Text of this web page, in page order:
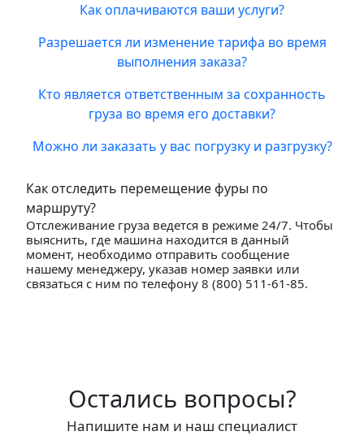
Как оплачиваются ваши услуги?
Разрешается ли изменение тарифа во время
выполнения заказа?
Кто является ответственным за сохранность
груза во время его доставки?
Можно ли заказать у вас погрузку и разгрузку?
Как отследить перемещение фуры по
маршруту?
Отслеживание груза ведется в режиме 24/7. Чтобы
выяснить, где машина находится в данный
момент, необходимо отправить сообщение
нашему менеджеру, указав номер заявки или
связаться с ним по телефону 8 (800) 511-61-85.
Остались вопросы?
Напишите нам и наш специалист